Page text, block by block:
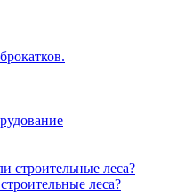
леса?